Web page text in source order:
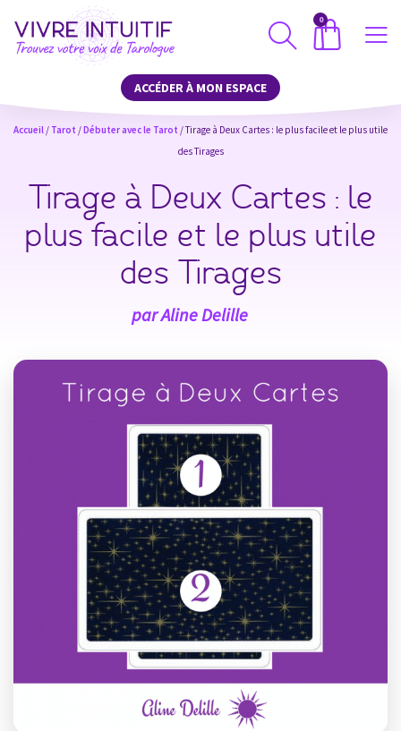
0
ACCÉDER À MON ESPACE
Accueil / Tarot /Débuter avec le Tarot / Tirage à Deux Cartes : le plus facile et le plus utile
des Tirages
Tirage à Deux Cartes : le
plus facile et le plus utile
des Tirages
parAline Delille